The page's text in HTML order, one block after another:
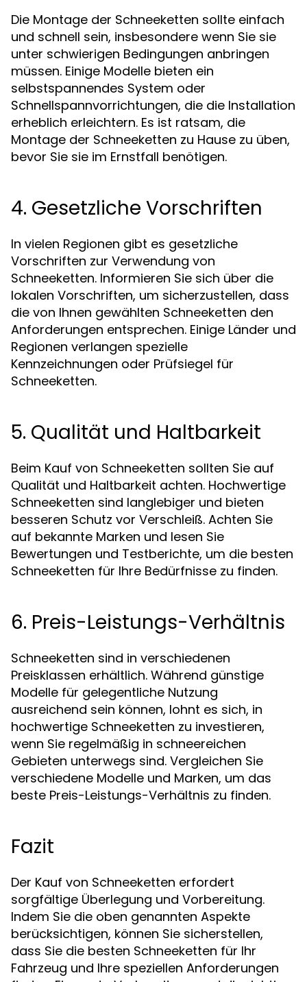
Die Montage der Schneeketten sollte einfach
und schnell sein, insbesondere wenn Sie sie
unter schwierigen Bedingungen anbringen
müssen. Einige Modelle bieten ein
selbstspannendes System oder
Schnellspannvorrichtungen, die die Installation
erheblich erleichtern. Es ist ratsam, die
Montage der Schneeketten zu Hause zu üben,
bevor Sie sie im Ernstfall benötigen.
4. Gesetzliche Vorschriften
In vielen Regionen gibt es gesetzliche
Vorschriften zur Verwendung von
Schneeketten. Informieren Sie sich über die
lokalen Vorschriften, um sicherzustellen, dass
die von Ihnen gewählten Schneeketten den
Anforderungen entsprechen. Einige Länder und
Regionen verlangen spezielle
Kennzeichnungen oder Prüfsiegel für
Schneeketten.
5. Qualität und Haltbarkeit
Beim Kauf von Schneeketten sollten Sie auf
Qualität und Haltbarkeit achten. Hochwertige
Schneeketten sind langlebiger und bieten
besseren Schutz vor Verschleiß. Achten Sie
auf bekannte Marken und lesen Sie
Bewertungen und Testberichte, um die besten
Schneeketten für Ihre Bedürfnisse zu finden.
6. Preis-Leistungs-Verhältnis
Schneeketten sind in verschiedenen
Preisklassen erhältlich. Während günstige
Modelle für gelegentliche Nutzung
ausreichend sein können, lohnt es sich, in
hochwertige Schneeketten zu investieren,
wenn Sie regelmäßig in schneereichen
Gebieten unterwegs sind. Vergleichen Sie
verschiedene Modelle und Marken, um das
beste Preis-Leistungs-Verhältnis zu finden.
Fazit
Der Kauf von Schneeketten erfordert
sorgfältige Überlegung und Vorbereitung.
Indem Sie die oben genannten Aspekte
berücksichtigen, können Sie sicherstellen,
dass Sie die besten Schneeketten für Ihr
Fahrzeug und Ihre speziellen Anforderungen